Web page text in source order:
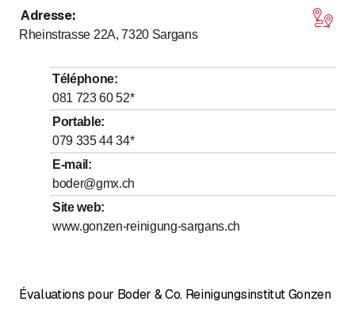
Lundi jusqu’à
00
Mardi*
Mercredi* 7:00- jusqu’à
18:00
Jeudi*
Vendredi*
Samedi
Dimanche
Les jours marqués d'un * sont à convenir
Adresse:
Rheinstrasse 22A, 7320 Sargans
Téléphone:
081 723 60 52*
Portable:
079 335 44 34*
E-mail :
boder@gmx.ch
Site web:
www.gonzen-reinigung-sargans.ch
Évaluations pour Boder & Co. Reinigungsinstitut Gonzen